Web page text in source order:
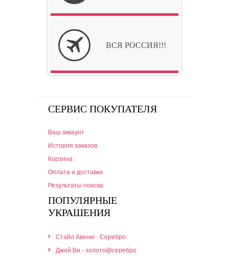
ВСЯ РОССИЯ!!!
СЕРВИС ПОКУПАТЕЛЯ
Ваш аккаунт
История заказов
Корзина
Оплата и доставка
Результаты поиска
ПОПУЛЯРНЫЕ
УКРАШЕНИЯ
Стайл Авеню - Серебро
Джей Ви - золото@серебро